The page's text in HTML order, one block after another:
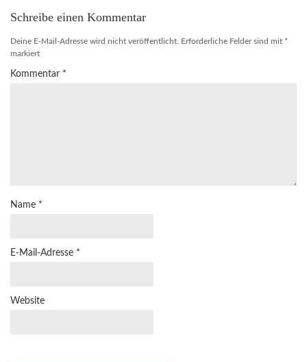
Schreibe einen Kommentar
Deine E-Mail-Adresse wird nicht veröffentlicht. Erforderliche Felder sind mit *
markiert
Kommentar *
Name *
E-Mail-Adresse *
Website